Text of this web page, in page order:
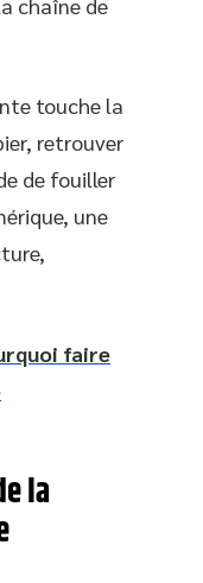
touche la
retrouver
de fouiller
une
faire
la